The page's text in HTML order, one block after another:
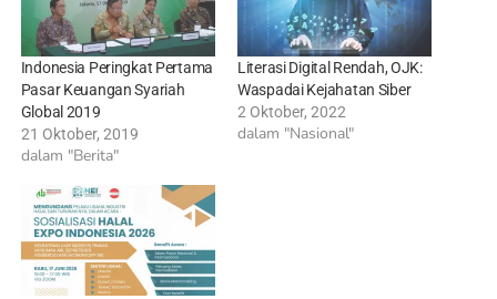
Indonesia Peringkat Pertama
Pasar Keuangan Syariah
Global 2019
21 Oktober, 2019
dalam "Berita"
Literasi Digital Rendah, OJK:
Waspadai Kejahatan Siber
2 Oktober, 2022
dalam "Nasional"